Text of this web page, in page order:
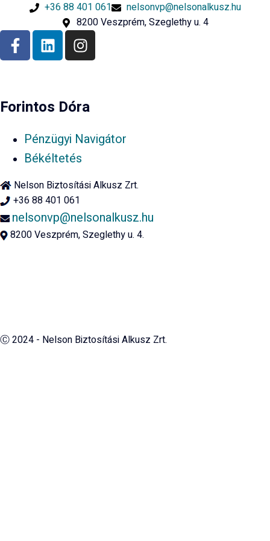
+36 88 401 061
nelsonvp@nelsonalkusz.hu
8200 Veszprém, Szeglethy u. 4
Forintos Dóra
Pénzügyi Navigátor
Békéltetés
Nelson Biztosítási Alkusz Zrt.
+36 88 401 061
nelsonvp@nelsonalkusz.hu
8200 Veszprém, Szeglethy u. 4.
Ⓒ 2024 - Nelson Biztosítási Alkusz Zrt.